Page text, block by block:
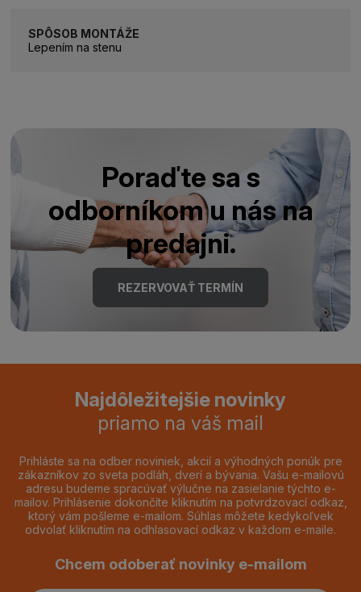
SPÔSOB MONTÁŽE
Lepením na stenu
Poraďte sa s
odborníkom u nás na
predajni.
REZERVOVAŤ TERMÍN
Najdôležitejšie novinky
priamo na váš mail
Prihláste sa na odber noviniek, akcií a výhodných ponúk pre
zákazníkov zo sveta podláh, dverí a bývania. Vašu e-mailovú
adresu budeme spracúvať výlučne na zasielanie týchto e-
mailov. Prihlásenie dokončíte kliknutím na potvrdzovací odkaz,
ktorý vám pošleme e-mailom. Súhlas môžete kedykoľvek
odvolať kliknutím na odhlasovací odkaz v každom e-maile.
Chcem odoberať novinky e-mailom